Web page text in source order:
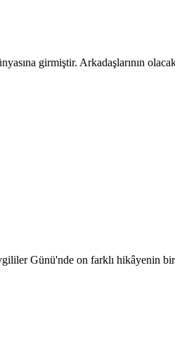
girmiştir. Arkadaşlarının
Günü'nde on farklı hikâyenin